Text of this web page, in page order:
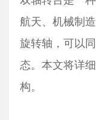
航天、机械制
旋转轴，可以
态。本文将详
构。